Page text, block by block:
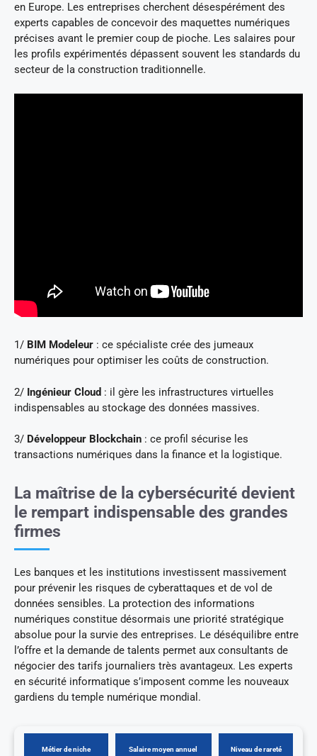
en Europe. Les entreprises cherchent désespérément des
experts capables de concevoir des maquettes numériques
précises avant le premier coup de pioche. Les salaires pour
les profils expérimentés dépassent souvent les standards du
secteur de la construction traditionnelle.
1/ BIM Modeleur : ce spécialiste crée des jumeaux
numériques pour optimiser les coûts de construction.
2/ Ingénieur Cloud : il gère les infrastructures virtuelles
indispensables au stockage des données massives.
3/ Développeur Blockchain : ce profil sécurise les
transactions numériques dans la finance et la logistique.
La maîtrise de la cybersécurité devient
le rempart indispensable des grandes
firmes
Les banques et les institutions investissent massivement
pour prévenir les risques de cyberattaques et de vol de
données sensibles. La protection des informations
numériques constitue désormais une priorité stratégique
absolue pour la survie des entreprises. Le déséquilibre entre
l’offre et la demande de talents permet aux consultants de
négocier des tarifs journaliers très avantageux. Les experts
en sécurité informatique s’imposent comme les nouveaux
gardiens du temple numérique mondial.
Métier de niche Salaire moyen annuel Niveau de rareté